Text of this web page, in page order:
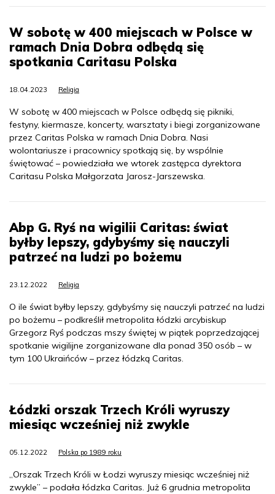
W sobotę w 400 miejscach w Polsce w
ramach Dnia Dobra odbędą się
spotkania Caritasu Polska
18.04.2023 Religia
W sobotę w 400 miejscach w Polsce odbędą się pikniki,
festyny, kiermasze, koncerty, warsztaty i biegi zorganizowane
przez Caritas Polska w ramach Dnia Dobra. Nasi
wolontariusze i pracownicy spotkają się, by wspólnie
świętować – powiedziała we wtorek zastępca dyrektora
Caritasu Polska Małgorzata Jarosz-Jarszewska.
Abp G. Ryś na wigilii Caritas: świat
byłby lepszy, gdybyśmy się nauczyli
patrzeć na ludzi po bożemu
23.12.2022 Religia
O ile świat byłby lepszy, gdybyśmy się nauczyli patrzeć na ludzi
po bożemu – podkreślił metropolita łódzki arcybiskup
Grzegorz Ryś podczas mszy świętej w piątek poprzedzającej
spotkanie wigilijne zorganizowane dla ponad 350 osób – w
tym 100 Ukraińców – przez łódzką Caritas.
Łódzki orszak Trzech Króli wyruszy
miesiąc wcześniej niż zwykle
05.12.2022 Polska po 1989 roku
„Orszak Trzech Króli w Łodzi wyruszy miesiąc wcześniej niż
zwykle” – podała łódzka Caritas. Już 6 grudnia metropolita